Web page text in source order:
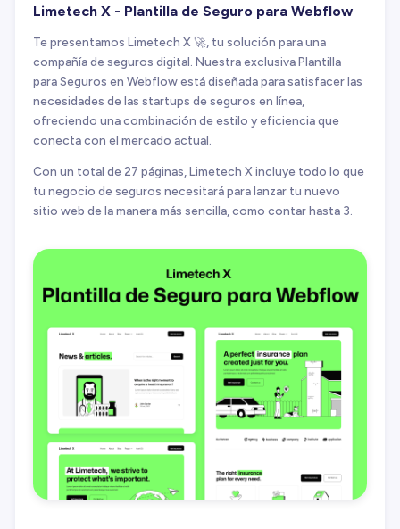
Limetech X - Plantilla de Seguro para Webflow
Te presentamos Limetech X 🚀, tu solución para una
compañía de seguros digital. Nuestra exclusiva Plantilla
para Seguros en Webflow está diseñada para satisfacer las
necesidades de las startups de seguros en línea,
ofreciendo una combinación de estilo y eficiencia que
conecta con el mercado actual.
Con un total de 27 páginas, Limetech X incluye todo lo que
tu negocio de seguros necesitará para lanzar tu nuevo
sitio web de la manera más sencilla, como contar hasta 3.